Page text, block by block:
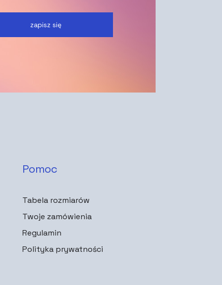
zapisz się
Pomoc
Tabela rozmiarów
Twoje zamówienia
Regulamin
Polityka prywatności